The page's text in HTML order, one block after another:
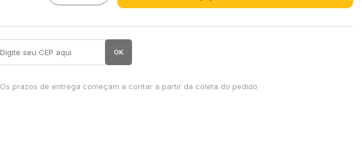
OK
Os prazos de entrega começam a contar a partir da coleta do pedido